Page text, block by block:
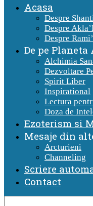
Acasa
Despre
Despre
Despre
De pe
Alchimia
Dezvoltare
Spirit Liber
Inspirational
Lectura
Doza de
Ezoterism si
Mesaje din
Arcturieni
Channeling
Scriere
Contact